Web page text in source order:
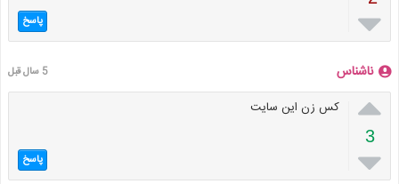
 پاسخ
ناشناس 5 سال قبل

3

کس زن این سایت
پاسخ